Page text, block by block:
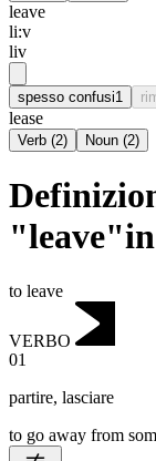
leave
li:v
liv
spesso confusi1
lease
Verb (2) Noun (2)
to leave
VERBO
01
partire, lasciare
to go away from